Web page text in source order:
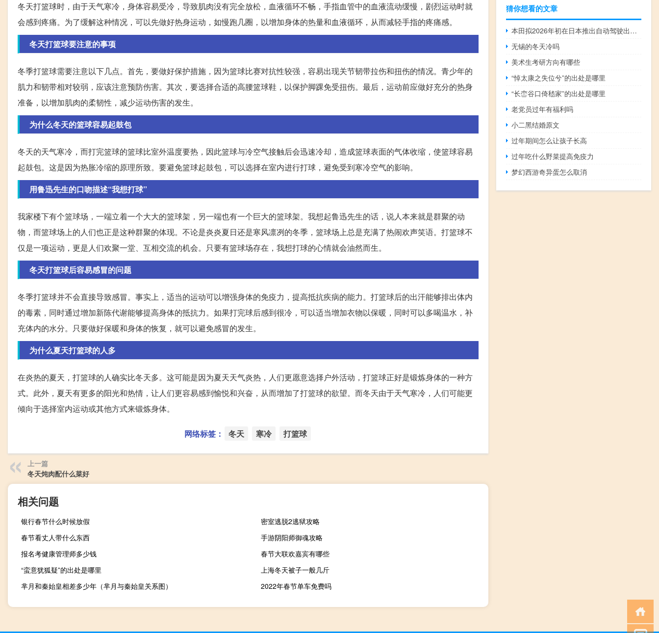
冬天打篮球时，由于天气寒冷，身体容易受冷，导致肌肉没有完全放松，血液循环不畅，手指血管中的血液流动缓慢，剧烈运动时就
会感到疼痛。为了缓解这种情况，可以先做好热身运动，如慢跑几圈，以增加身体的热量和血液循环，从而减轻手指的疼痛感。
冬天打篮球要注意的事项
冬季打篮球需要注意以下几点。首先，要做好保护措施，因为篮球比赛对抗性较强，容易出现关节韧带拉伤和扭伤的情况。青少年的
肌力和韧带相对较弱，应该注意预防伤害。其次，要选择合适的高腰篮球鞋，以保护脚踝免受扭伤。最后，运动前应做好充分的热身
准备，以增加肌肉的柔韧性，减少运动伤害的发生。
为什么冬天的篮球容易起鼓包
冬天的天气寒冷，而打完篮球的篮球比室外温度要热，因此篮球与冷空气接触后会迅速冷却，造成篮球表面的气体收缩，使篮球容易
起鼓包。这是因为热胀冷缩的原理所致。要避免篮球起鼓包，可以选择在室内进行打球，避免受到寒冷空气的影响。
用鲁迅先生的口吻描述“我想打球”
我家楼下有个篮球场，一端立着一个大大的篮球架，另一端也有一个巨大的篮球架。我想起鲁迅先生的话，说人本来就是群聚的动
物，而篮球场上的人们也正是这种群聚的体现。不论是炎炎夏日还是寒风凛冽的冬季，篮球场上总是充满了热闹欢声笑语。打篮球不
仅是一项运动，更是人们欢聚一堂、互相交流的机会。只要有篮球场存在，我想打球的心情就会油然而生。
冬天打篮球后容易感冒的问题
冬季打篮球并不会直接导致感冒。事实上，适当的运动可以增强身体的免疫力，提高抵抗疾病的能力。打篮球后的出汗能够排出体内
的毒素，同时通过增加新陈代谢能够提高身体的抵抗力。如果打完球后感到很冷，可以适当增加衣物以保暖，同时可以多喝温水，补
充体内的水分。只要做好保暖和身体的恢复，就可以避免感冒的发生。
为什么夏天打篮球的人多
在炎热的夏天，打篮球的人确实比冬天多。这可能是因为夏天天气炎热，人们更愿意选择户外活动，打篮球正好是锻炼身体的一种方
式。此外，夏天有更多的阳光和热情，让人们更容易感到愉悦和兴奋，从而增加了打篮球的欲望。而冬天由于天气寒冷，人们可能更
倾向于选择室内运动或其他方式来锻炼身体。
网络标签： 冬天 寒冷 打篮球
上一篇
冬天炖肉配什么菜好
相关问题
银行春节什么时候放假
密室逃脱2逃狱攻略
春节看丈人带什么东西
手游阴阳师御魂攻略
报名考健康管理师多少钱
春节大联欢嘉宾有哪些
“蛮意犹狐疑”的出处是哪里
上海冬天被子一般几斤
芈月和秦始皇相差多少年（芈月与秦始皇关系图）
2022年春节单车免费吗
猜你想看的文章
本田拟2026年初在日本推出自动驾驶出租车服务
无锡的冬天冷吗
美术生考研方向有哪些
“悼太康之失位兮”的出处是哪里
“长峦谷口倚嵇家”的出处是哪里
老党员过年有福利吗
小二黑结婚原文
过年期间怎么让孩子长高
过年吃什么野菜提高免疫力
梦幻西游奇异蛋怎么取消